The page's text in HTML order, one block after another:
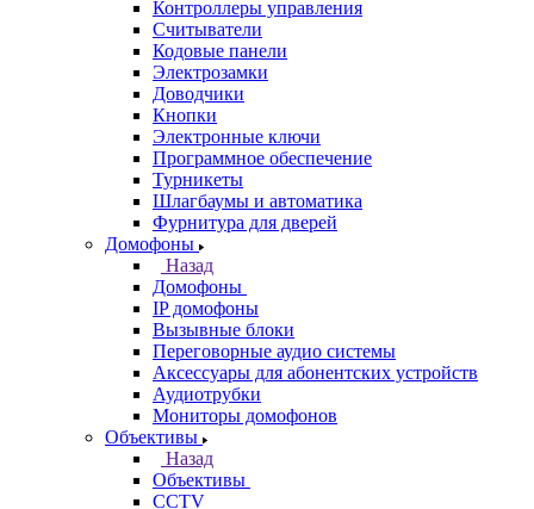
Контроллеры управления
Считыватели
Кодовые панели
Электрозамки
Доводчики
Кнопки
Электронные ключи
Программное обеспечение
Турникеты
Шлагбаумы и автоматика
Фурнитура для дверей
Домофоны
Назад
Домофоны
IP домофоны
Вызывные блоки
Переговорные аудио системы
Аксессуары для абонентских устройств
Аудиотрубки
Мониторы домофонов
Объективы
Назад
Объективы
CCTV